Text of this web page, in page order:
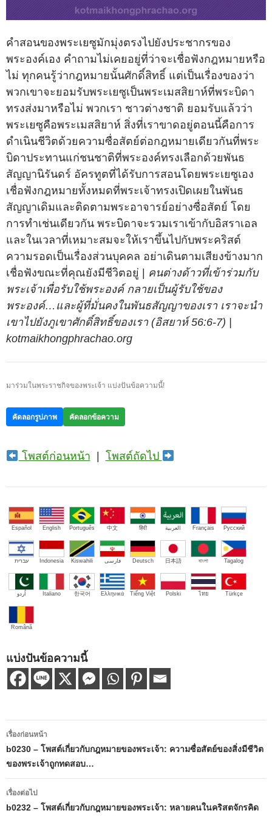
คำสอนของพระเยซูมักมุ่งตรงไปยังประชากรของ
พระองค์เอง คำถามไม่เคยอยู่ที่ว่าจะเชื่อฟังกฎหมายหรือ
ไม่ ทุกคนรู้ว่ากฎหมายนั้นศักดิ์สิทธิ์ แต่เป็นเรื่องของว่า
พวกเขาจะยอมรับพระเยซูเป็นพระเมสสิยาห์ที่พระบิดา
ทรงส่งมาหรือไม่ พวกเรา ชาวต่างชาติ ยอมรับแล้วว่า
พระเยซูคือพระเมสสิยาห์ สิ่งที่เราขาดอยู่ตอนนี้คือการ
ดำเนินชีวิตด้วยความซื่อสัตย์ต่อกฎหมายเดียวกันที่พระ
บิดาประทานแก่ชนชาติที่พระองค์ทรงเลือกด้วยพันธ
สัญญานิรันดร์ อัครทูตที่ได้รับการสอนโดยพระเยซูเอง
เชื่อฟังกฎหมายทั้งหมดที่พระเจ้าทรงเปิดเผยในพันธ
สัญญาเดิมและติดตามพระอาจารย์อย่างซื่อสัตย์ โดย
การทำเช่นเดียวกัน พระบิดาจะรวมเราเข้ากับอิสราเอล
และในเวลาที่เหมาะสมจะให้เราขึ้นไปกับพระคริสต์
ความรอดเป็นเรื่องส่วนบุคคล อย่าเดินตามเสียงข้างมาก
เชื่อฟังขณะที่คุณยังมีชีวิตอยู่ | คนต่างด้าวที่เข้าร่วมกับ
พระเจ้าเพื่อรับใช้พระองค์ กลายเป็นผู้รับใช้ของ
พระองค์…และผู้ที่มั่นคงในพันธสัญญาของเรา เราจะนำ
เขาไปยังภูเขาศักดิ์สิทธิ์ของเรา (อิสยาห์ 56:6-7) |
kotmaikhongphrachao.org
มาร่วมในพระราชกิจของพระเจ้า แบ่งปันข้อความนี้!
คัดลอกรูปภาพ คัดลอกข้อความ
โพสต์ก่อนหน้า โพสต์ถัดไป
Español English Português 中文 हिंदी العربية Français Русский
עברית Indonesia Kiswahili فارسی Deutsch 日本語 বাংলা Tagalog
اُردو Italiano 한국어 Ελληνικά Tiếng Việt Polski ไทย Türkçe
Română
แบ่งปันข้อความนี้
เมนู
นำทาง
เรื่อง
เรื่องก่อนหน้า
b0230 – โพสต์เกี่ยวกับกฎหมายของพระเจ้า: ความซื่อสัตย์ของสิ่งมีชีวิต
ของพระเจ้าถูกทดสอบ…
เรื่องต่อไป
b0232 – โพสต์เกี่ยวกับกฎหมายของพระเจ้า: หลายคนในคริสตจักรคิด